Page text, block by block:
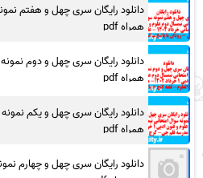
دانلود رایگان سری چهل و هفتم
همراه pdf
دانلود رایگان سری چهل و دوم
همراه pdf
دانلود رایگان سری چهل و یکم
همراه pdf
دانلود رایگان سری چهل و چهارم